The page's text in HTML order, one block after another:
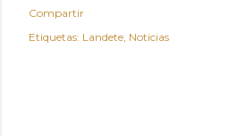
Compartir
Etiquetas: Landete Noticias